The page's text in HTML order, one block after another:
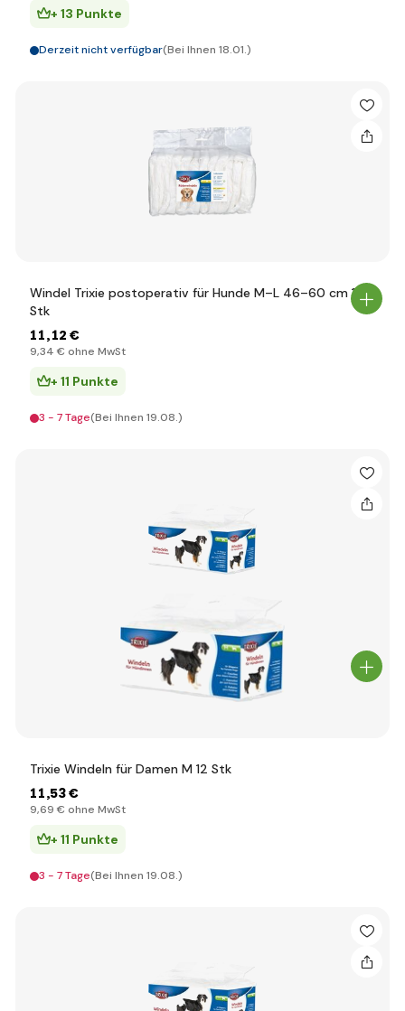
+ 13 Punkte
Derzeit nicht verfügbar(Bei Ihnen 18.01.)
Windel Trixie postoperativ für Hunde M–L 46–60 cm 12
Stk
11,12 €
9,34 € ohne MwSt
+ 11 Punkte
3 - 7 Tage(Bei Ihnen 19.08.)
Trixie Windeln für Damen M 12 Stk
11,53 €
9,69 € ohne MwSt
+ 11 Punkte
3 - 7 Tage(Bei Ihnen 19.08.)